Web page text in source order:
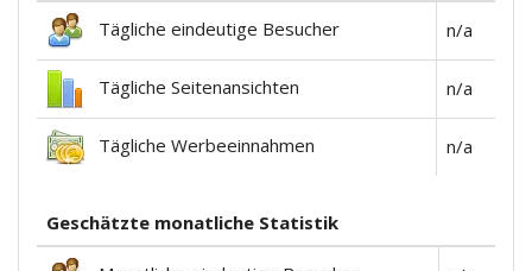
Tägliche eindeutige Besucher n/a
Tägliche Seitenansichten n/a
Tägliche Werbeeinnahmen n/a
Geschätzte monatliche Statistik